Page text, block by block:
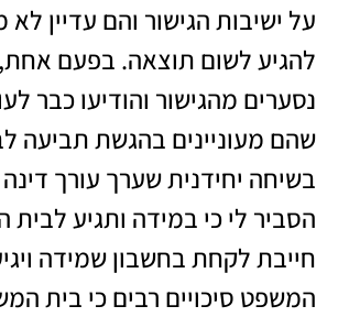
על ישיבות הגישור והם עדיין לא
להגיע לשום תוצאה. בפעם אחת,
נסערים מהגישור והודיעו כבר
שהם מעוניינים בהגשת תביעה
בשיחה יחידנית שערך עורך
הסביר לי כי במידה ותגיע
חייבת לקחת בחשבון שמידה
המשפט סיכויים רבים כי בית